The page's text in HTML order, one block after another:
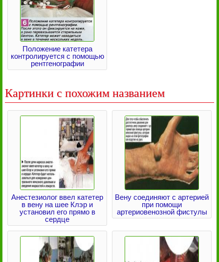
Положение катетера
контролируется с помощью
рентгенографии
Картинки с похожим названием
Анестезиолог ввел катетер
в вену на шее Клэр и
установил его прямо в
сердце
Вену соединяют с артерией
при помощи
артериовенозной фистулы